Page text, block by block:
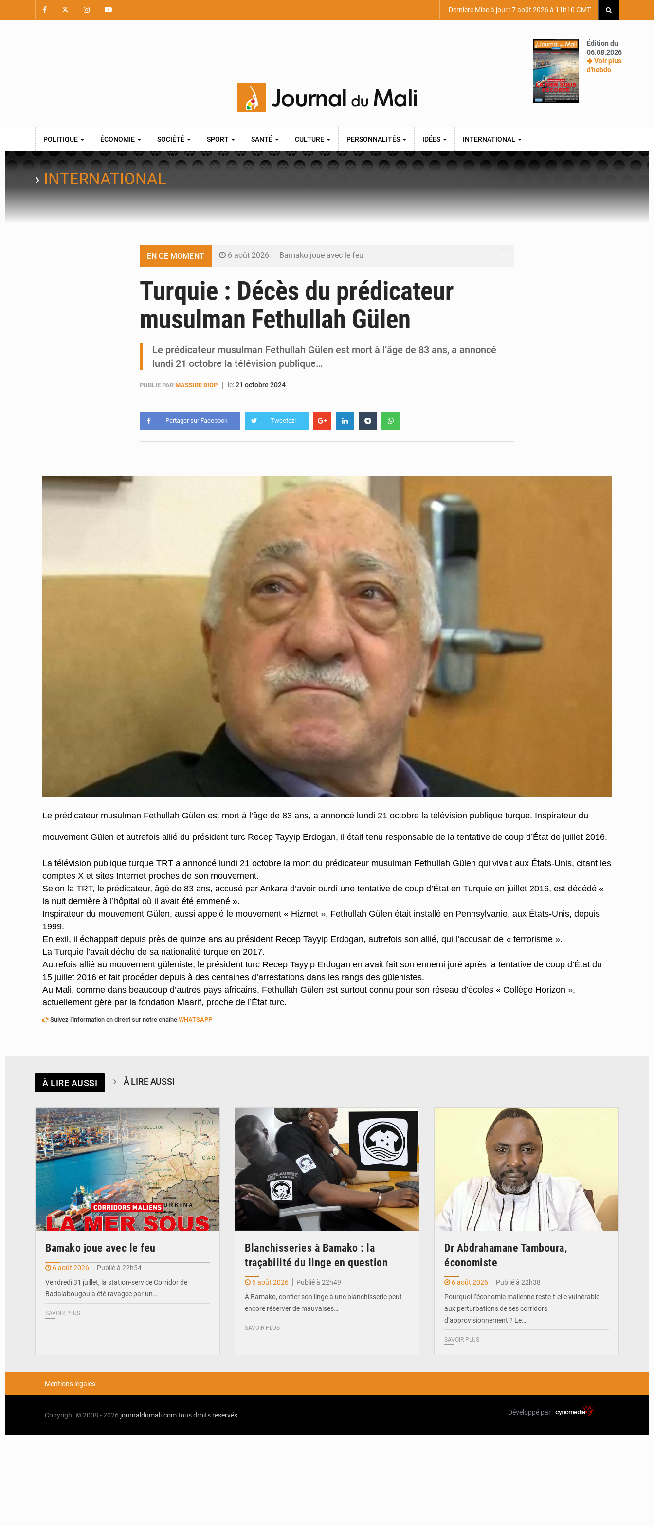
Dernière Mise à jour : 7 août 2026 à 11h10 GMT
Édition du
06.08.2026
Voir plus
d'hebdo
POLITIQUE ÉCONOMIE SOCIÉTÉ SPORT SANTÉ CULTURE PERSONNALITÉS IDÉES INTERNATIONAL
› INTERNATIONAL
EN CE MOMENT 6 août 2026 Bamako joue avec le feu
6 août 2026 Dr Abdrahamane Tamboura, économiste
6 août 2026 Ports ouest-africains : la bataille du fret sahélien
Turquie : Décès du prédicateur
musulman Fethullah Gülen
Le prédicateur musulman Fethullah Gülen est mort à l’âge de 83 ans, a annoncé
lundi 21 octobre la télévision publique…
PUBLIÉ PAR MASSIRE DIOP le:21 octobre 2024
Partager sur Facebook Tweetez!
Le prédicateur musulman Fethullah Gülen est mort à l’âge de 83 ans, a annoncé lundi 21 octobre la télévision publique turque. Inspirateur du
mouvement Gülen et autrefois allié du président turc Recep Tayyip Erdogan, il était tenu responsable de la tentative de coup d’État de juillet 2016.
La télévision publique turque TRT a annoncé lundi 21 octobre la mort du prédicateur musulman Fethullah Gülen qui vivait aux États-Unis, citant les
comptes X et sites Internet proches de son mouvement.
Selon la TRT, le prédicateur, âgé de 83 ans, accusé par Ankara d’avoir ourdi une tentative de coup d’État en Turquie en juillet 2016, est décédé «
la nuit dernière à l’hôpital où il avait été emmené ».
Inspirateur du mouvement Gülen, aussi appelé le mouvement « Hizmet », Fethullah Gülen était installé en Pennsylvanie, aux États-Unis, depuis
1999.
En exil, il échappait depuis près de quinze ans au président Recep Tayyip Erdogan, autrefois son allié, qui l’accusait de « terrorisme ».
La Turquie l’avait déchu de sa nationalité turque en 2017.
Autrefois allié au mouvement güleniste, le président turc Recep Tayyip Erdogan en avait fait son ennemi juré après la tentative de coup d’État du
15 juillet 2016 et fait procéder depuis à des centaines d’arrestations dans les rangs des gülenistes.
Au Mali, comme dans beaucoup d’autres pays africains, Fethullah Gülen est surtout connu pour son réseau d’écoles « Collège Horizon »,
actuellement géré par la fondation Maarif, proche de l’État turc.
Suivez l'information en direct sur notre chaîne WHATSAPP
À LIRE AUSSI À LIRE AUSSI
© JDM
Bamako joue avec le feu
6 août 2026
Publié à 22h54
Vendredi 31 juillet, la station-service Corridor de
Badalabougou a été ravagée par un…
SAVOIR PLUS
Blanchisseries à Bamako : la
traçabilité du linge en question
6 août 2026
Publié à 22h49
À Bamako, confier son linge à une blanchisserie peut
encore réserver de mauvaises…
SAVOIR PLUS
Dr Abdrahamane Tamboura,
économiste
6 août 2026
Publié à 22h38
Pourquoi l’économie malienne reste-t-elle vulnérable
aux perturbations de ses corridors
d’approvisionnement ? Le…
SAVOIR PLUS
Mentions legales
Copyright © 2008 - 2026 journaldumali.comtous droits reservés Développé par